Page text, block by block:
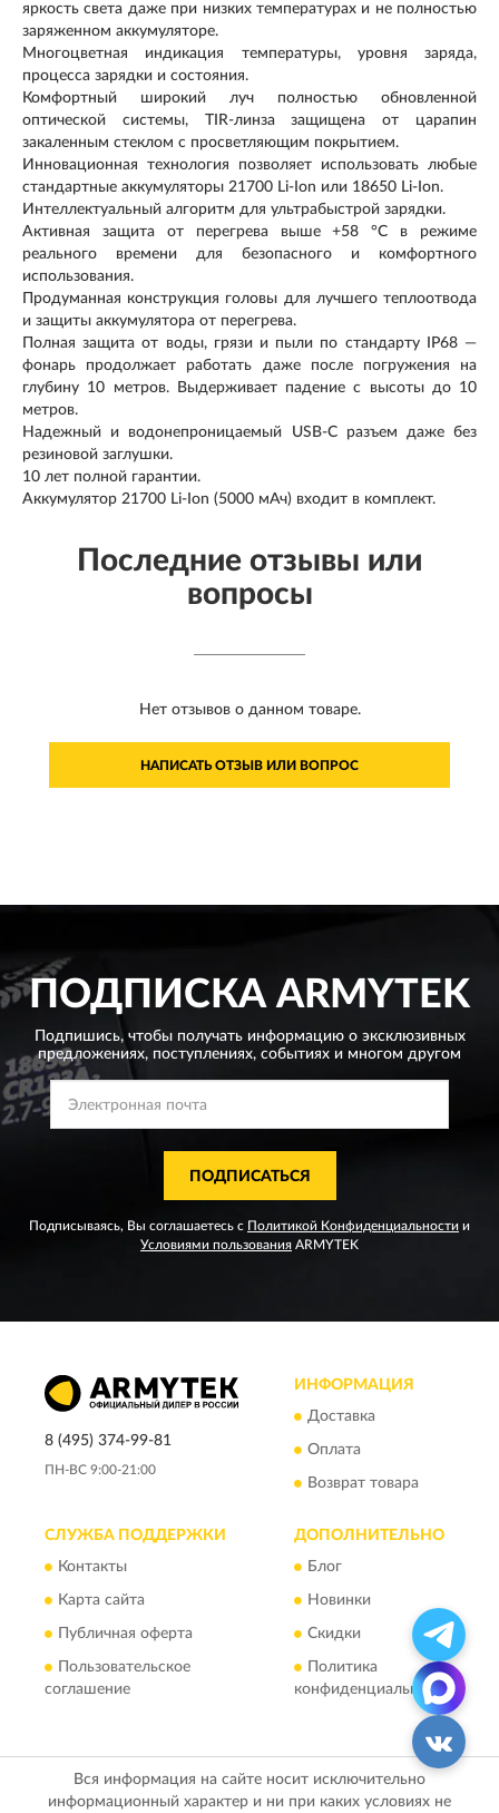
яркость света даже при низких температурах и не полностью
заряженном аккумуляторе.
Многоцветная индикация температуры, уровня заряда,
процесса зарядки и состояния.
Комфортный широкий луч полностью обновленной
оптической системы, TIR-линза защищена от царапин
закаленным стеклом с просветляющим покрытием.
Инновационная технология позволяет использовать любые
стандартные аккумуляторы 21700 Li-Ion или 18650 Li-Ion.
Интеллектуальный алгоритм для ультрабыстрой зарядки.
Активная защита от перегрева выше +58 °С в режиме
реального времени для безопасного и комфортного
использования.
Продуманная конструкция головы для лучшего теплоотвода
и защиты аккумулятора от перегрева.
Полная защита от воды, грязи и пыли по стандарту IP68 —
фонарь продолжает работать даже после погружения на
глубину 10 метров. Выдерживает падение с высоты до 10
метров.
Надежный и водонепроницаемый USB-C разъем даже без
резиновой заглушки.
10 лет полной гарантии.
Аккумулятор 21700 Li-Ion (5000 мАч) входит в комплект.
Последние отзывы или
вопросы
Нет отзывов о данном товаре.
НАПИСАТЬ ОТЗЫВ ИЛИ ВОПРОС
ПОДПИСКАARMYTEK
Подпишись, чтобы получать информацию о эксклюзивных
предложениях, поступлениях, событиях и многом другом
ПОДПИСАТЬСЯ
Подписываясь, Вы соглашаетесь с Политикой Конфиденциальности и
Условиями пользования ARMYTEK
8 (495) 374-99-81
ПН-ВС 9:00-21:00
ИНФОРМАЦИЯ
Доставка
Оплата
Возврат товара
СЛУЖБА ПОДДЕРЖКИ
Контакты
Карта сайта
Публичная оферта
Пользовательское
соглашение
ДОПОЛНИТЕЛЬНО
Блог
Новинки
Скидки
Политика
конфиденциальности
Вся информация на сайте носит исключительно
информационный характер и ни при каких условиях не